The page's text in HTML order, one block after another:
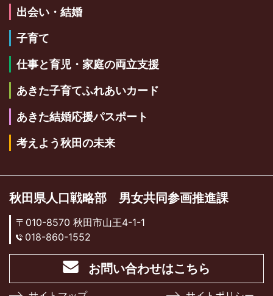
出会い・結婚
子育て
仕事と育児・家庭の両立支援
あきた子育てふれあいカード
あきた結婚応援パスポート
考えよう秋田の未来
秋田県人口戦略部 男女共同参画推進課
〒010-8570 秋田市山王4-1-1
018-860-1552
お問い合わせはこちら